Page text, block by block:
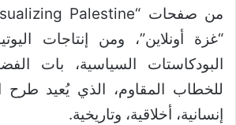
“غزة أونلاين”، ومن إنتاجات
البودكاستات السياسية، بات
للخطاب المقاوم، الذي يُعيد طرح
إنسانية، أخلاقية، وتاريخية.